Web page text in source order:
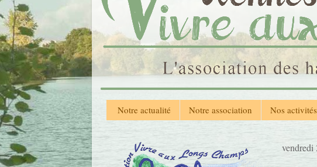
Notre actualité Notre association Nos activités
vendredi